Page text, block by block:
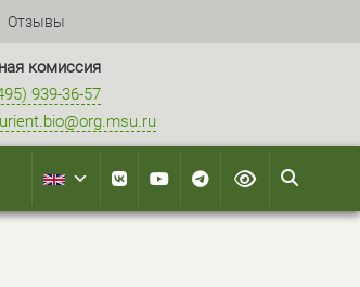
Отзывы
комиссия
939-36-57